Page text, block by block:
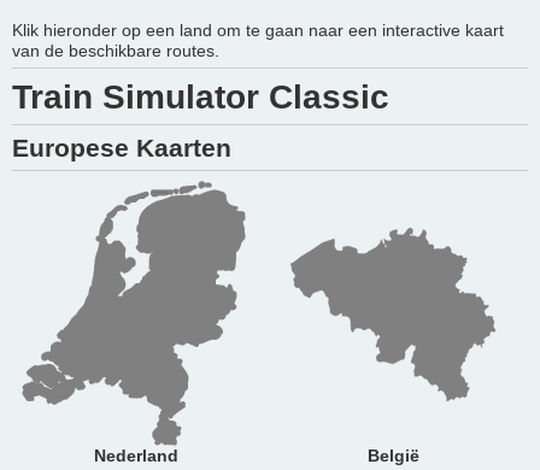
Klik hieronder op een land om te gaan naar een interactive kaart
van de beschikbare routes.
Train Simulator Classic
Europese Kaarten
Nederland België